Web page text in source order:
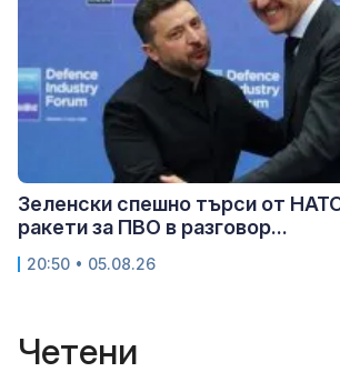
Зеленски спешно търси от
ракети за ПВО в разговор...
20:50 • 05.08.26
Четени